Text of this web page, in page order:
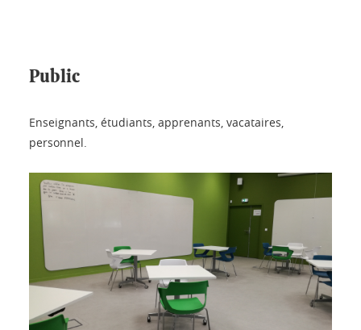
Public
Enseignants, étudiants, apprenants, vacataires,
personnel.